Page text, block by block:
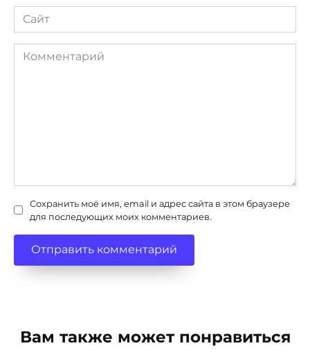
Сайт
Комментарий
Сохранить моё имя, email и адрес сайта в этом браузере
для последующих моих комментариев.
Вам также может понравиться